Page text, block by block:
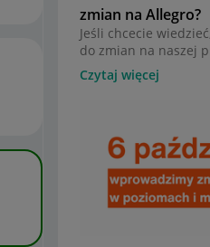
zmian na Allegro?
Jeśli chcecie
do zmian na naszej
Czytaj więcej